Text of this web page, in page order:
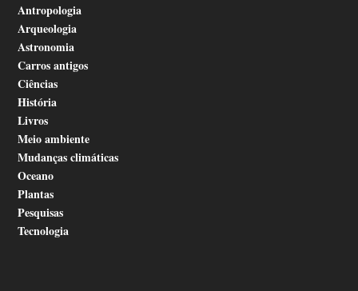
Antropologia
Arqueologia
Astronomia
Carros antigos
Ciências
História
Livros
Meio ambiente
Mudanças climáticas
Oceano
Plantas
Pesquisas
Tecnologia